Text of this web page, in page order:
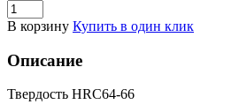
В корзину Купить в один клик
Описание
Твердость HRC64-66